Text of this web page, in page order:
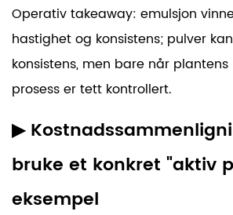
Operativ takeaway: emulsjon
hastighet og konsistens; pulver
konsistens, men bare når
prosess er tett kontrollert.
▶
bruke et konkret "aktiv
eksempel